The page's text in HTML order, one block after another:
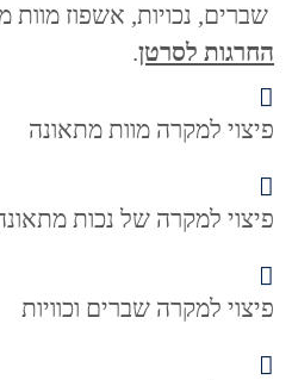
שברים, נכויות, אשפוז מוות
החרגות לסרטן.
פיצוי למקרה מוות מתאונה
פיצוי למקרה של נכות
פיצוי למקרה שברים וכוויות